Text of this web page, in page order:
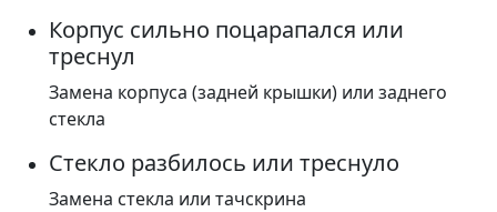
Корпус сильно поцарапался или
треснул
Замена корпуса (задней крышки) или заднего
стекла
Стекло разбилось или треснуло
Замена стекла или тачскрина